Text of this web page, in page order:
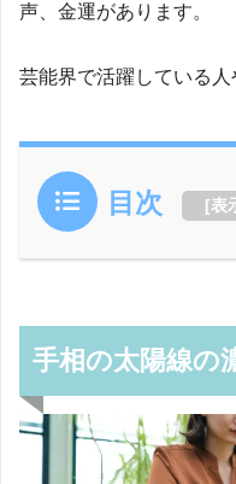
声、金運があります。
芸能界で活躍している人
目次 [表
手相の太陽線の